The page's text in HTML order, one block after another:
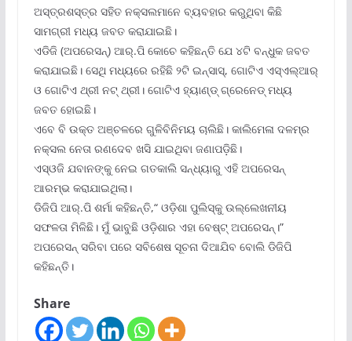
ଅସ୍ତ୍ରଶସ୍ତ୍ର ସହିତ ନକ୍ସଲମାନେ ବ୍ୟବହାର କରୁଥିବା କିଛି
ସାମଗ୍ରୀ ମଧ୍ୟ ଜବତ କରାଯାଇଛି।
ଏଡିଜି (ଅପରେସନ୍) ଆର୍.ପି କୋଚେ କହିଛନ୍ତି ଯେ ୪ଟି ବନ୍ଧୁକ ଜବତ
କରାଯାଇଛି। ସେଥି ମଧ୍ୟରେ ରହିଛି ୨ଟି ଇନ୍ସାସ୍, ଗୋଟିଏ ଏସ୍ଏଲ୍ଆର୍
ଓ ଗୋଟିଏ ଥ୍ରୀ ନଟ୍ ଥ୍ରୀ। ଗୋଟିଏ ହ୍ୟାଣ୍ଡ୍ ଗ୍ରେନେଡ୍ ମଧ୍ୟ
ଜବତ ହୋଇଛି।
ଏବେ ବି ଉକ୍ତ ଅଞ୍ଚଳରେ ଗୁଳିବିନିମୟ ଚାଲିଛି। କାଲିମେଳା ଦଳମ୍ର
ନକ୍ସଲ ନେତା ରଣଦେବ ଖସି ଯାଇଥିବା ଜଣାପଡ଼ିଛି।
ଏସ୍ଓଜି ଯବାନଙ୍କୁ ନେଇ ଗତକାଲି ସନ୍ଧ୍ୟାରୁ ଏହି ଅପରେସନ୍
ଆରମ୍ଭ କରାଯାଇଥିଲା।
ଡିଜିପି ଆର୍.ପି ଶର୍ମା କହିଛନ୍ତି,“ ଓଡ଼ିଶା ପୁଲିସ୍କୁ ଉଲ୍ଲେଖନୀୟ
ସଫଳତା ମିଳିଛି। ମୁଁ ଭାବୁଛି ଓଡ଼ିଶାର ଏହା ବେଷ୍ଟ୍ ଅପରେସନ୍।”
ଅପରେସନ୍ ସରିବା ପରେ ସବିଶେଷ ସୂଚନା ଦିଆଯିବ ବୋଲି ଡିଜିପି
କହିଛନ୍ତି।
Share